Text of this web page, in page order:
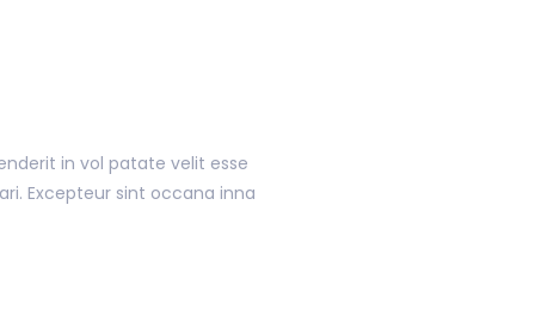
in vol patate velit esse
Excepteur sint occana inna